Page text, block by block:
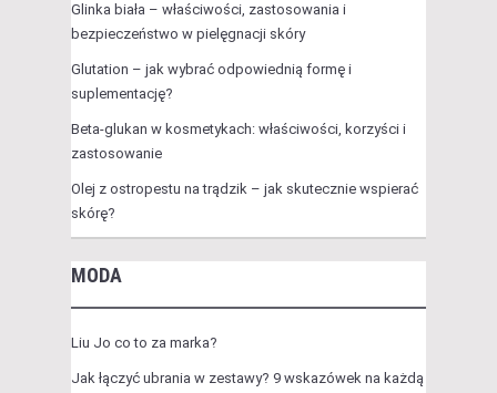
Glinka biała – właściwości, zastosowania i
bezpieczeństwo w pielęgnacji skóry
Glutation – jak wybrać odpowiednią formę i
suplementację?
Beta-glukan w kosmetykach: właściwości, korzyści i
zastosowanie
Olej z ostropestu na trądzik – jak skutecznie wspierać
skórę?
MODA
Liu Jo co to za marka?
Jak łączyć ubrania w zestawy? 9 wskazówek na każdą